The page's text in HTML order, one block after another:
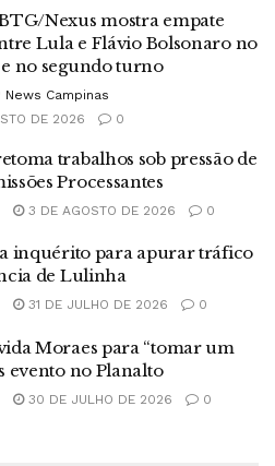
Nexus mostra empate
Lula e Flávio Bolsonaro no
no segundo turno
News Campinas
DE 2026
0
trabalhos sob pressão de
Processantes
3 DE AGOSTO DE 2026 0
inquérito para apurar tráfico
de Lulinha
31 DE JULHO DE 2026 0
Moraes para “tomar um
evento no Planalto
30 DE JULHO DE 2026 0